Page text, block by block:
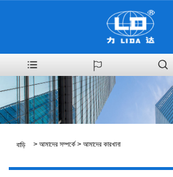
বাড়ি > আমাদের সম্পর্কে > আমাদের কারখানা